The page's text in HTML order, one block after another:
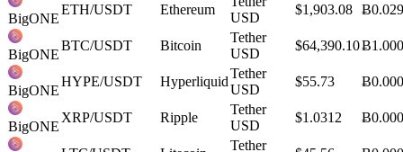
BigONE
ETH/USDT Ethereum
USD
$1,903.08
BigONE
BTC/USDT Bitcoin
Tether
USD
$64,390.10
BigONE
HYPE/USDT Hyperliquid
Tether
USD
$55.73
BigONE
XRP/USDT Ripple
Tether
USD
$1.0312
Tether